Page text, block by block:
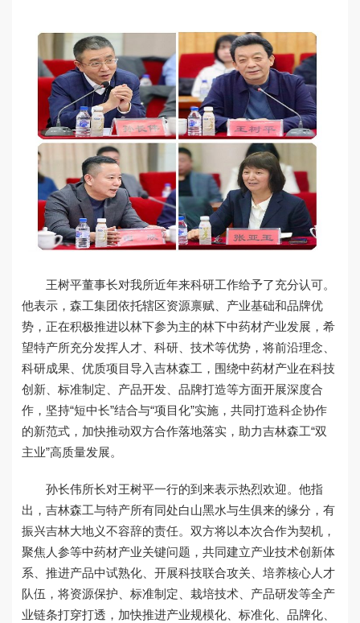
王树平董事长对我所近年来科研工作给予了充分认可。
他表示，森工集团依托辖区资源禀赋、产业基础和品牌优
势，正在积极推进以林下参为主的林下中药材产业发展，希
望特产所充分发挥人才、科研、技术等优势，将前沿理念、
科研成果、优质项目导入吉林森工，围绕中药材产业在科技
创新、标准制定、产品开发、品牌打造等方面开展深度合
作，坚持“短中长”结合与“项目化”实施，共同打造科企协作
的新范式，加快推动双方合作落地落实，助力吉林森工“双
主业”高质量发展。
孙长伟所长对王树平一行的到来表示热烈欢迎。他指
出，吉林森工与特产所有同处白山黑水与生俱来的缘分，有
振兴吉林大地义不容辞的责任。双方将以本次合作为契机，
聚焦人参等中药材产业关键问题，共同建立产业技术创新体
系、推进产品中试熟化、开展科技联合攻关、培养核心人才
队伍，将资源保护、标准制定、栽培技术、产品研发等全产
业链条打穿打透，加快推进产业规模化、标准化、品牌化、